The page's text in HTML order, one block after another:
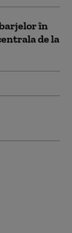
în
de la